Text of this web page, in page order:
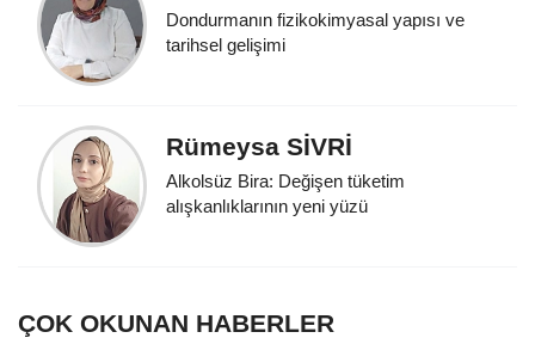
Dondurmanın fizikokimyasal yapısı ve
tarihsel gelişimi
Rümeysa SİVRİ
Alkolsüz Bira: Değişen tüketim
alışkanlıklarının yeni yüzü
ÇOK OKUNAN HABERLER